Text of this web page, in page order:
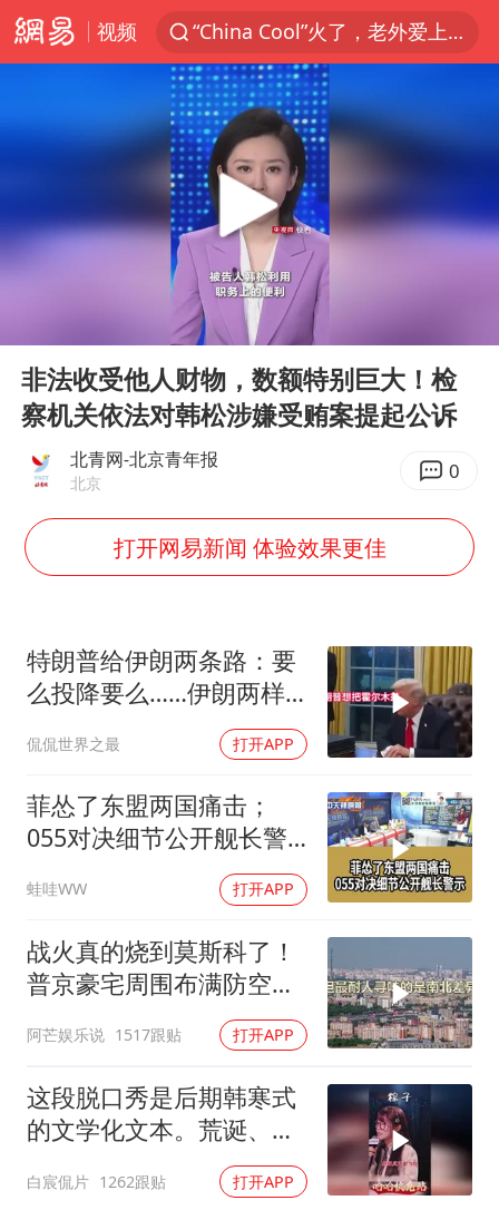
视频
“China Cool”火了，老外爱上中国避暑游
四川宜宾3.4级地震
新疆阿克苏地震
香港宏福苑火灾或由烟头引起
浙江台州《告全体市民书》
中国父女泰国骑摩托车坠崖1死1伤
伊斯兰版北约来了吗
周末打虎 宋致远被查
泰国初中生饮弹自尽前开了26枪
多所高校取消艺考
上半年国内居民出游人次34.63亿
薛之谦杭州站演唱会取消
习近平心系体育强国建设
Play
非法收受他人财物，数额特别巨大！检
察机关依法对韩松涉嫌受贿案提起公诉
北青网-北京青年报
北京 0
打开网易新闻 体验效果更佳
特朗普给伊朗两条路：要
么投降要么……伊朗两样
都不选，美军无人机又被
打下来了
侃侃世界之最 打开APP
菲怂了东盟两国痛击；
055对决细节公开舰长警
示｜帅化民.孙大千.谢寒
冰｜辣晚报20260805
蛙哇WW 打开APP
战火真的烧到莫斯科了！
普京豪宅周围布满防空
塔，大战一触即发2
阿芒娱乐说 1517跟贴 打开APP
这段脱口秀是后期韩寒式
的文学化文本。荒诞、激
白宸侃片 1262跟贴 打开APP